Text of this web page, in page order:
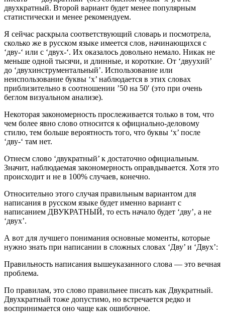
двухкратный. Второй вариант будет менее популярным
статистически и менее рекомендуем.
Я сейчас раскрыла соответствующий словарь и посмотрела,
сколько же в русском языке имеется слов, начинающихся с
‘дву-‘ или с ‘двух-‘. Их оказалось довольно немало. Никак не
меньше одной тысячи, и длинные, и короткие. От ‘двуухий’
до ‘двухинструментальный’. Использование или
неиспользование буквы ‘х’ наблюдается в этих словах
приблизительно в соотношении ’50 на 50′ (это при очень
беглом визуальном анализе).
Некоторая закономерность прослеживается только в том, что
чем более явно слово относится к официально-деловому
стилю, тем больше вероятность того, что буквы ‘х’ после
‘дву-‘ там нет.
Отнесм слово ‘двукратный’ к достаточно официальным.
Значит, наблюдаемая закономерность оправдывается. Хотя это
происходит и не в 100% случаев, конечно.
Относительно этого случая правильным вариантом для
написания в русском языке будет именно вариант с
написанием ДВУКРАТНЫЙ, то есть начало будет ‘дву’, а не
‘двух’.
А вот для лучшего понимания основные моменты, которые
нужно знать при написании в сложных словах ‘Дву’ и ‘Двух’:
Правильность написания вышеуказанного слова — это вечная
проблема.
По правилам, это слово правильнее писать как Двукратный.
Двухкратный тоже допустимо, но встречается редко и
воспринимается оно чаще как ошибочное.